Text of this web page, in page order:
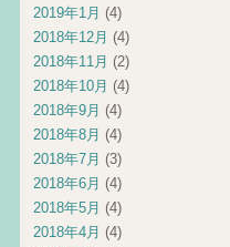
2019年1月 (4)
2018年12月 (4)
2018年11月 (2)
2018年10月 (4)
2018年9月 (4)
2018年8月 (4)
2018年7月 (3)
2018年6月 (4)
2018年5月 (4)
2018年4月 (4)